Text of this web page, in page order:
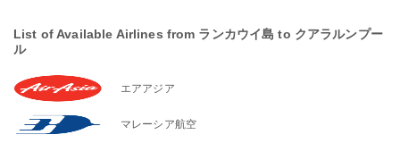
List of Available Airlines from ランカウイ島 to クアラルンプー
ル
エアアジア
マレーシア航空